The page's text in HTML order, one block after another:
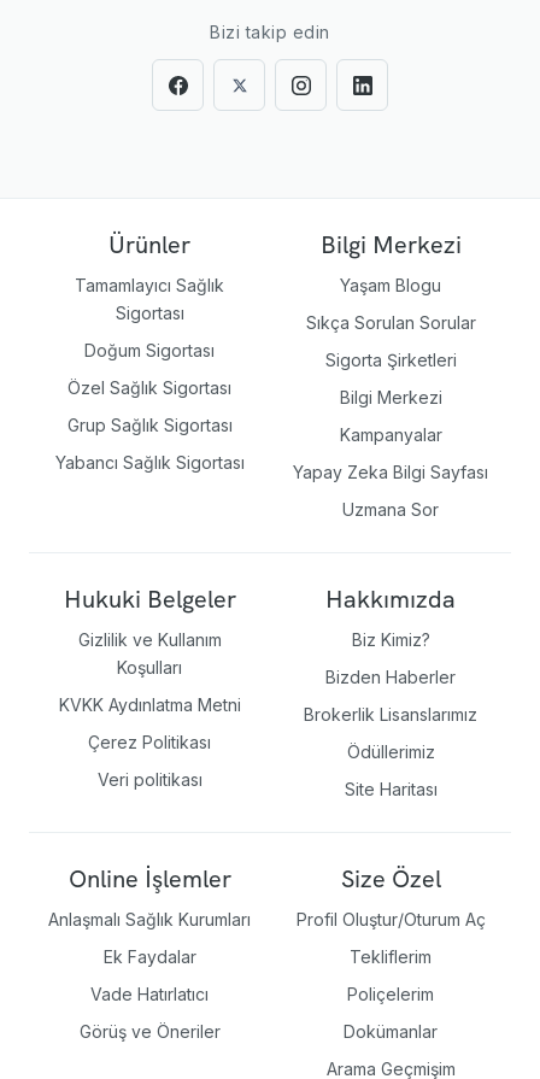
Bizi takip edin
Ürünler
Tamamlayıcı Sağlık
Sigortası
Doğum Sigortası
Özel Sağlık Sigortası
Grup Sağlık Sigortası
Yabancı Sağlık Sigortası
Bilgi Merkezi
Yaşam Blogu
Sıkça Sorulan Sorular
Sigorta Şirketleri
Bilgi Merkezi
Kampanyalar
Yapay Zeka Bilgi Sayfası
Uzmana Sor
Hukuki Belgeler
Gizlilik ve Kullanım
Koşulları
KVKK Aydınlatma Metni
Çerez Politikası
Veri politikası
Hakkımızda
Biz Kimiz?
Bizden Haberler
Brokerlik Lisanslarımız
Ödüllerimiz
Site Haritası
Online İşlemler
Anlaşmalı Sağlık Kurumları
Ek Faydalar
Vade Hatırlatıcı
Görüş ve Öneriler
Size Özel
Profil Oluştur/Oturum Aç
Tekliflerim
Poliçelerim
Dokümanlar
Arama Geçmişim